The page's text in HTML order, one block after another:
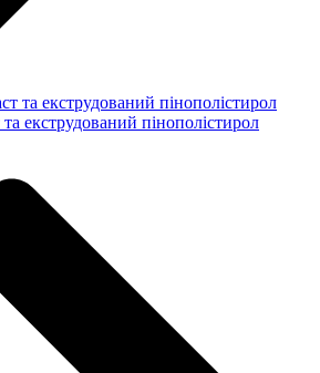
екструдований пінополістирол